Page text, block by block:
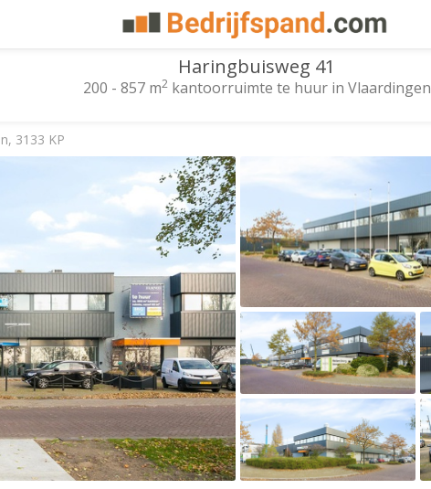
3133 KP
Haringbuisweg 41
200 - 857 m2kantoorruimte te huur in Vlaardingen